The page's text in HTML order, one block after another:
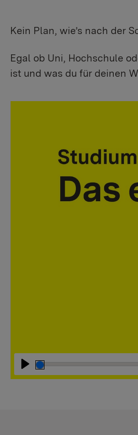
Kein Plan, wie’s nach der
Egal ob Uni, Hochschule
ist und was du für deinen
Abspielen